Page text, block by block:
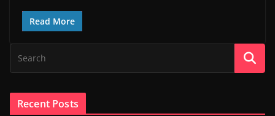
Read More
Recent Posts